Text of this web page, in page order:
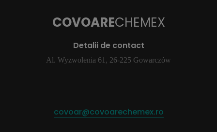
COVOARECHEMEX
Detalii de contact
Al. Wyzwolenia 61, 26-225 Gowarczów
covoar@covoarechemex.ro